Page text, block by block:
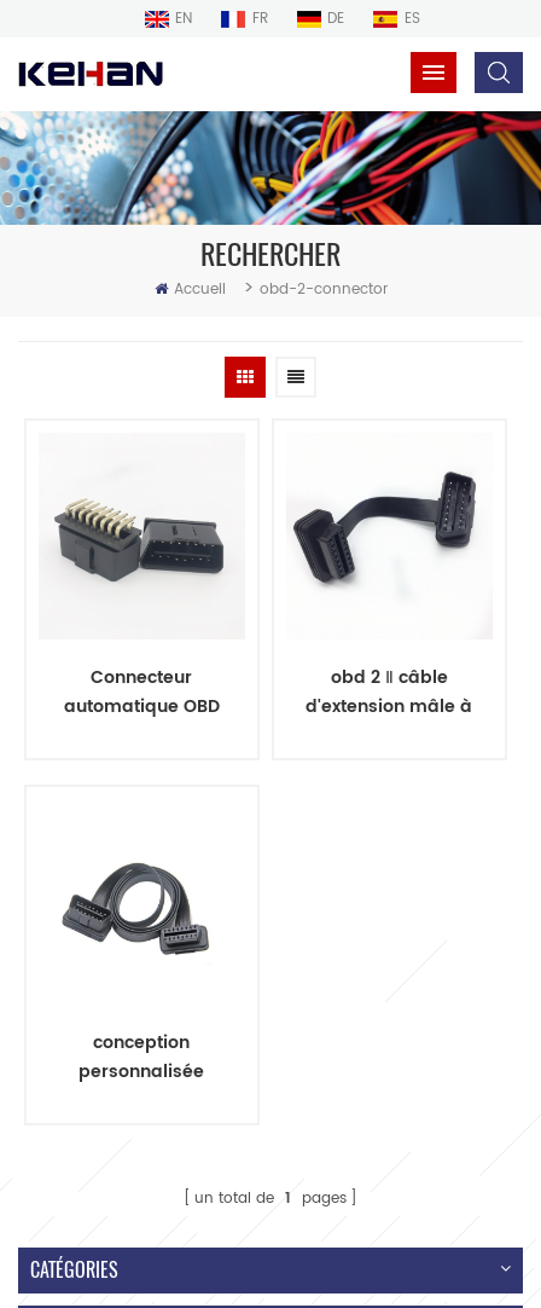
EN FR DE ES
RECHERCHER
Accueil > obd-2-connector
Connecteur
automatique OBD
obd 2 Ⅱ câble
d'extension mâle à
conception
personnalisée
un total de 1 pages
CATÉGORIES